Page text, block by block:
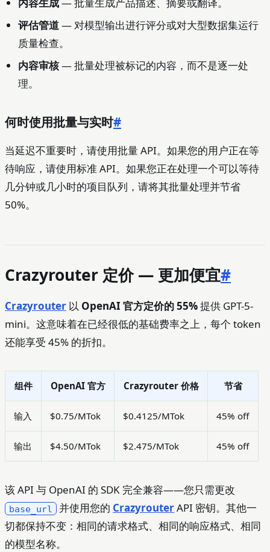
评估管道— 对模型输出进行评分或对大型数据集运行
质量检查。
内容审核— 批量处理被标记的内容，而不是逐一处
理。
何时使用批量与实时#
当延迟不重要时，请使用批量 API。如果您的用户正在等
待响应，请使用标准 API。如果您正在处理一个可以等待
几分钟或几小时的项目队列，请将其批量处理并节省
50%。
Crazyrouter 定价 — 更加便宜#
Crazyrouter 以 OpenAI 官方定价的 55%提供 GPT-5-
mini。这意味着在已经很低的基础费率之上，每个 token
还能享受 45% 的折扣。
组件 OpenAI 官方 Crazyrouter 价格 节省
输入 $0.75/MTok $0.4125/MTok 45% off
输出 $4.50/MTok $2.475/MTok 45% off
该 API 与 OpenAI 的 SDK 完全兼容——您只需更改
base_url 并使用您的 CrazyrouterAPI 密钥。其他一
切都保持不变：相同的请求格式、相同的响应格式、相同
的模型名称。